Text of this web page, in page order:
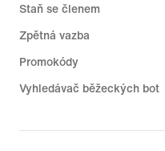
Staň se členem
Zpětná vazba
Promokódy
Vyhledávač běžeckých bot